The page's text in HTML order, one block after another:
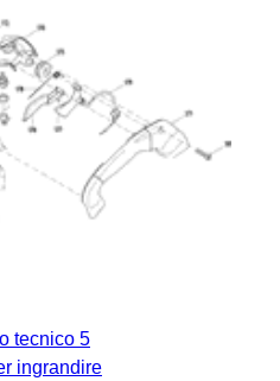
tecnico 5
ingrandire